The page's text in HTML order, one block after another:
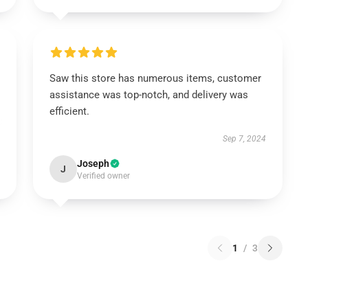
Saw this store has numerous items, customer
assistance was top-notch, and delivery was
efficient.
Sep 7, 2024
J Joseph
Verified owner
1 / 3